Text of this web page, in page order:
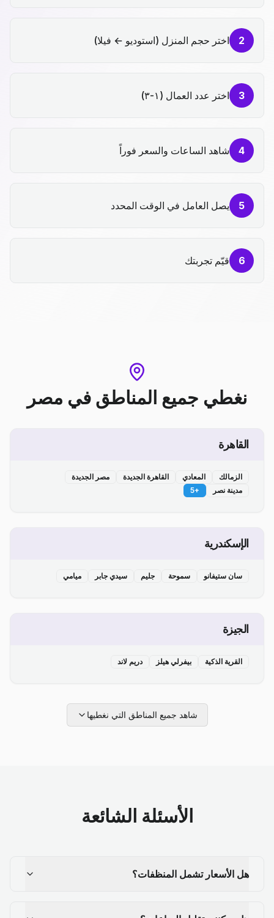
2 اختر حجم المنزل (استوديو ← فيلا)
3 اختر عدد العمال (١-٣)
4 شاهد الساعات والسعر فوراً
5 يصل العامل في الوقت المحدد
6 قيّم تجربتك
نغطي جميع المناطق في مصر
القاهرة
الزمالك المعادي القاهرة الجديدة
مصر الجديدة
مدينة نصر
+
5
الإسكندرية
سان ستيفانو سموحة جليم سيدي جابر ميامي
الجيزة
القرية الذكية بيفرلي هيلز دريم لاند
شاهد جميع المناطق التي نغطيها
الأسئلة الشائعة
هل الأسعار تشمل المنظفات؟